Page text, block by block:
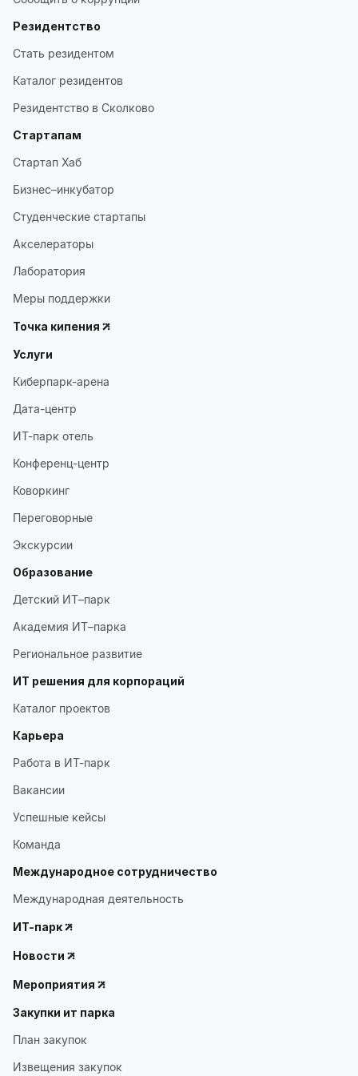
Резидентство
Стать резидентом
Каталог резидентов
Резидентство в Сколково
Стартапам
Стартап Хаб
Бизнес–инкубатор
Студенческие стартапы
Акселераторы
Лаборатория
Меры поддержки
Точка кипения
Услуги
Киберпарк-арена
Дата-центр
ИТ-парк отель
Конференц-центр
Коворкинг
Переговорные
Экскурсии
Образование
Детский ИТ–парк
Академия ИТ–парка
Региональное развитие
ИТ решения для корпораций
Каталог проектов
Карьера
Работа в ИТ-парк
Вакансии
Успешные кейсы
Команда
Международное сотрудничество
Международная деятельность
ИТ-парк
Новости
Мероприятия
Закупки ит парка
План закупок
Извещения закупок